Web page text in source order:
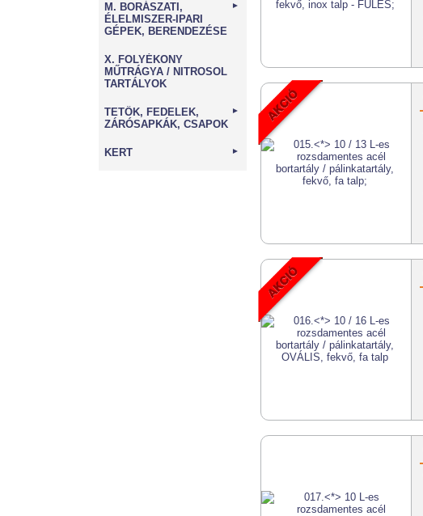
M. BORÁSZATI,
ÉLELMISZER-IPARI
GÉPEK, BERENDEZÉSE
►
X. FOLYÉKONY
MŰTRÁGYA / NITROSOL
TARTÁLYOK
TETŐK, FEDELEK,
ZÁRÓSAPKÁK, CSAPOK
►
KERT ►